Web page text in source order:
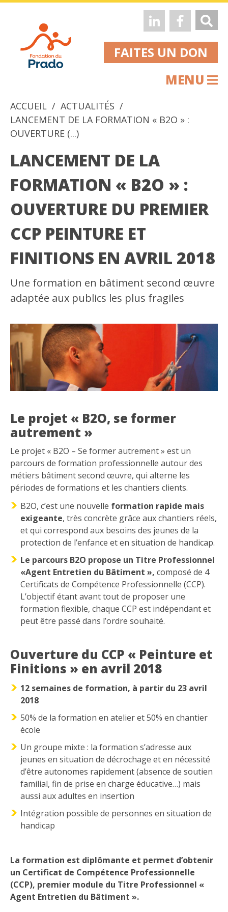
FAITES UN DON
MENU
ACCUEIL
ACTUALITÉS
LANCEMENT DE LA FORMATION « B2O » :
OUVERTURE (...)
LANCEMENT DE LA
FORMATION « B2O » :
OUVERTURE DU PREMIER
CCP PEINTURE ET
FINITIONS EN AVRIL 2018
Une formation en bâtiment second œuvre
adaptée aux publics les plus fragiles
Le projet « B2O, se former
autrement »
Le projet « B2O – Se former autrement » est un
parcours de formation professionnelle autour des
métiers bâtiment second œuvre, qui alterne les
périodes de formations et les chantiers clients.
B2O, c’est une nouvelle formation rapide mais
exigeante, très concrète grâce aux chantiers réels,
et qui correspond aux besoins des jeunes de la
protection de l’enfance et en situation de handicap.
Le parcours B2O propose un Titre Professionnel
«Agent Entretien du Bâtiment », composé de 4
Certificats de Compétence Professionnelle (CCP).
L’objectif étant avant tout de proposer une
formation flexible, chaque CCP est indépendant et
peut être passé dans l’ordre souhaité.
Ouverture du CCP « Peinture et
Finitions » en avril 2018
12 semaines de formation, à partir du 23 avril
2018
50% de la formation en atelier et 50% en chantier
école
Un groupe mixte : la formation s’adresse aux
jeunes en situation de décrochage et en nécessité
d’être autonomes rapidement (absence de soutien
familial, fin de prise en charge éducative…) mais
aussi aux adultes en insertion
Intégration possible de personnes en situation de
handicap
La formation est diplômante et permet d’obtenir
un Certificat de Compétence Professionnelle
(CCP), premier module du Titre Professionnel «
Agent Entretien du Bâtiment ».